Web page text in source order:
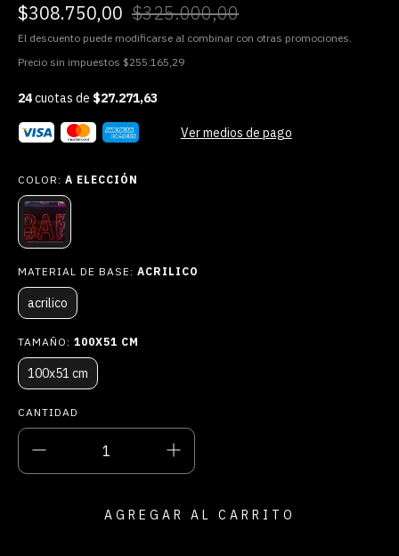
$308.750,00 $325.000,00
El descuento puede modificarse al combinar con otras promociones.
Precio sin impuestos $255.165,29
24cuotas de $27.271,63
Ver medios de pago
COLOR: A ELECCIÓN
MATERIAL DE BASE: ACRILICO
acrilico
TAMAÑO: 100X51 CM
100x51 cm
CANTIDAD